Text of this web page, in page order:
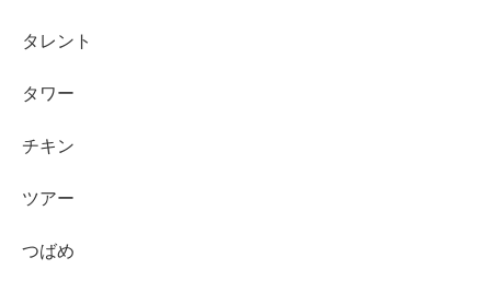
タレント
タワー
チキン
ツアー
つばめ